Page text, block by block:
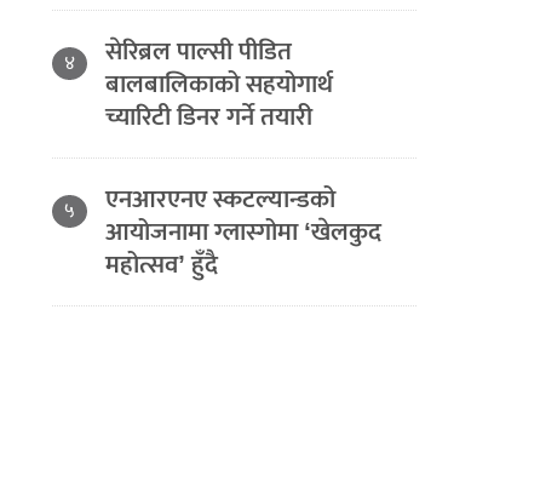
४ सेरिब्रल पाल्सी पीडित
बालबालिकाको सहयोगार्थ
च्यारिटी डिनर गर्ने तयारी
५ एनआरएनए स्कटल्यान्डको
आयोजनामा ग्लास्गोमा ‘खेलकुद
महोत्सव’ हुँदै